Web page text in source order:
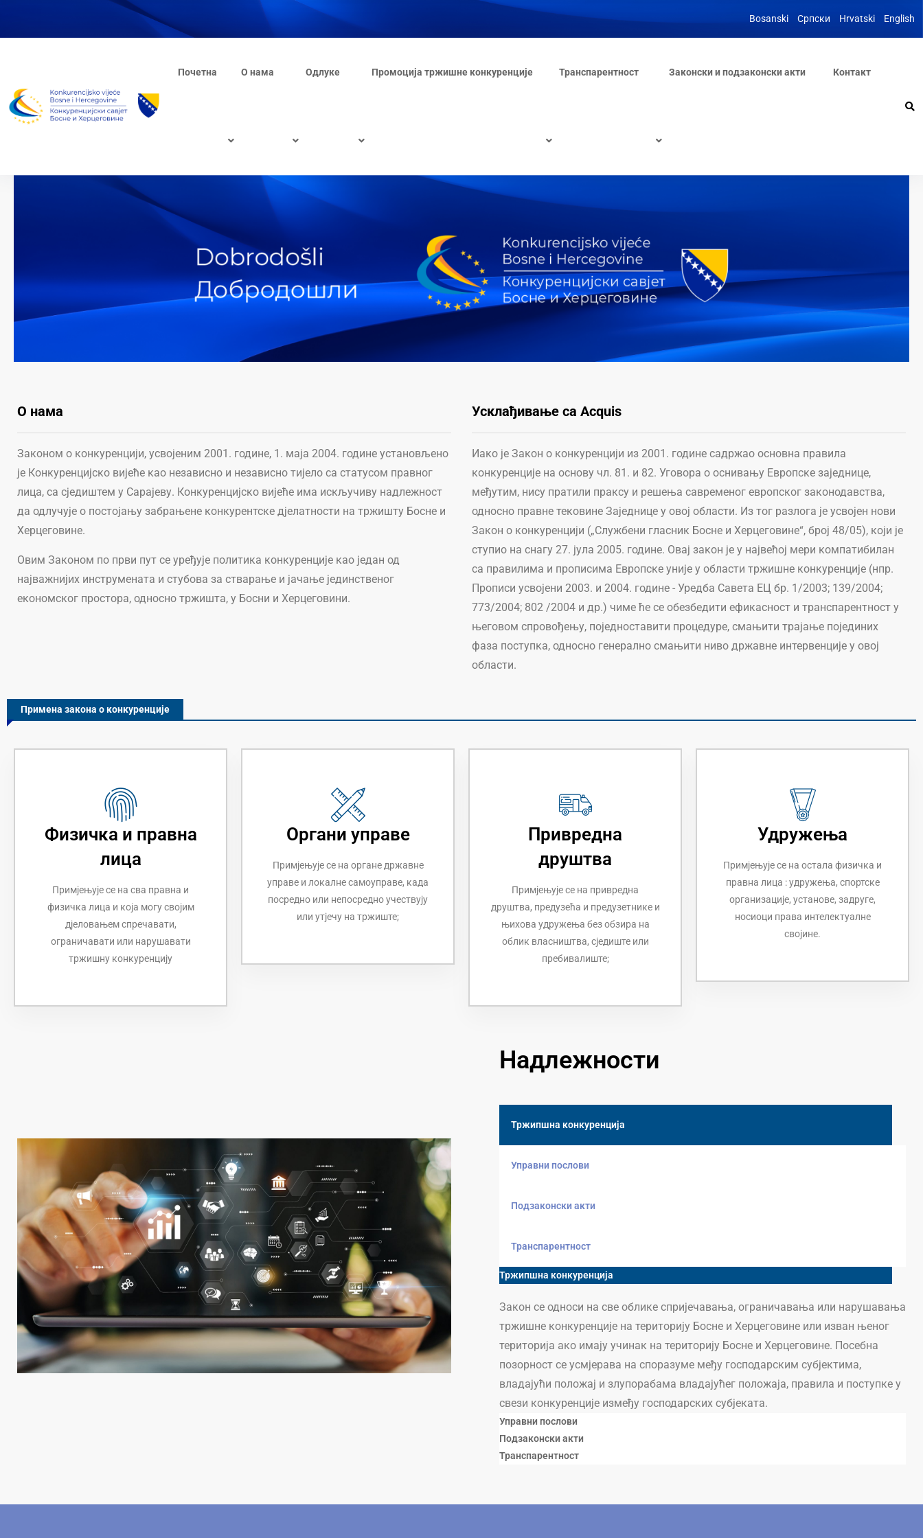
Bosanski Српски Hrvatski English
Почетна О нама Одлуке Промоција тржишне конкуренције Транспарентност Законски и подзаконски акти Контакт
О нама
Законом о конкуренцији, усвојеним 2001. године, 1. маја 2004. године установљено
је Конкуренцијско вијеће као независно и независно тијело са статусом правног
лица, са сједиштем у Сарајеву. Конкуренцијско вијеће има искључиву надлежност
да одлучује о постојању забрањене конкурентске дјелатности на тржишту Босне и
Херцеговине.
Овим Законом по први пут се уређује политика конкуренције као један од
најважнијих инструмената и стубова за стварање и јачање јединственог
економског простора, односно тржишта, у Босни и Херцеговини.
Усклађивање са Acquis
Иако је Закон о конкуренцији из 2001. године садржао основна правила
конкуренције на основу чл. 81. и 82. Уговора о оснивању Европске заједнице,
међутим, нису пратили праксу и решења савременог европског законодавства,
односно правне тековине Заједнице у овој области. Из тог разлога је усвојен нови
Закон о конкуренцији („Службени гласник Босне и Херцеговине“, број 48/05), који је
ступио на снагу 27. јула 2005. године. Овај закон је у највећој мери компатибилан
са правилима и прописима Европске уније у области тржишне конкуренције (нпр.
Прописи усвојени 2003. и 2004. године - Уредба Савета ЕЦ бр. 1/2003; 139/2004;
773/2004; 802 /2004 и др.) чиме ће се обезбедити ефикасност и транспарентност у
његовом спровођењу, поједноставити процедуре, смањити трајање појединих
фаза поступка, односно генерално смањити ниво државне интервенције у овој
области.
Примена закона о конкуренције
Физичка и правна
лица
Примјењује се на сва правна и
физичка лица и која могу својим
дјеловањем спречавати,
ограничавати или нарушавати
тржишну конкуренцију
Органи управе
Примјењује се на органе државне
управе и локалне самоуправе, када
посредно или непосредно учествују
или утјечу на тржиште;
Привредна
друштва
Примјењује се на привредна
друштва, предузећа и предузетнике и
њихова удружења без обзира на
облик власништва, сједиште или
пребивалиште;
Удружења
Примјењује се на остала физичка и
правна лица : удружења, спортске
организације, установе, задруге,
носиоци права интелектуалне
својине.
Надлежности
Тржипшна конкуренција
Управни послови
Подзаконски акти
Транспарентност
Тржипшна конкуренција
Закон се односи на све облике спријечавања, ограничавања или нарушавања
тржишне конкуренције на територију Босне и Херцеговине или изван њеног
територија ако имају учинак на територију Босне и Херцеговине. Посебна
позорност се усмјерава на споразуме међу господарским субјектима,
владајући положај и злупорабама владајућег положаја, правила и поступке у
свези конкуренције између господарских субјеката.
Управни послови
Подзаконски акти
Транспарентност